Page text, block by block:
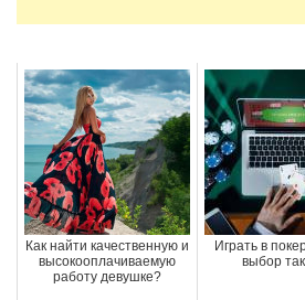
Как найти качественную и
высокооплачиваемую
работу девушке?
Играть в
выбор